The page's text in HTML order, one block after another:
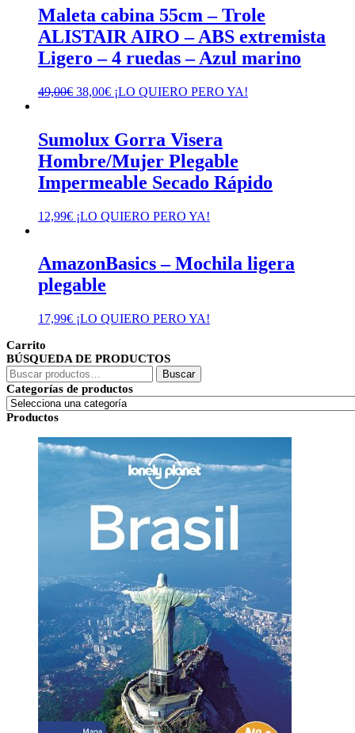
Maleta cabina 55cm – Trole
ALISTAIR AIRO – ABS extremista
Ligero – 4 ruedas – Azul marino
49,00€ El
era:
49,00€.
38,00€El
es:
38,00€.
¡LO QUIERO PERO YA!
Sumolux Gorra Visera
Hombre/Mujer Plegable
Impermeable Secado Rápido
12,99€ ¡LO QUIERO PERO YA!
AmazonBasics – Mochila ligera
plegable
17,99€ ¡LO QUIERO PERO YA!
Carrito
BÚSQUEDA DE PRODUCTOS
Buscar
por:
Buscar
Categorías de productos
Productos